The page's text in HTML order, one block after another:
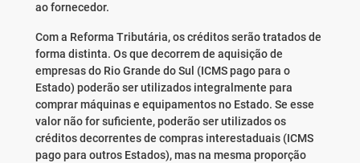
ao fornecedor.
Com a Reforma Tributária, os créditos serão tratados de
forma distinta. Os que decorrem de aquisição de
empresas do Rio Grande do Sul (ICMS pago para o
Estado) poderão ser utilizados integralmente para
comprar máquinas e equipamentos no Estado. Se esse
valor não for suficiente, poderão ser utilizados os
créditos decorrentes de compras interestaduais (ICMS
pago para outros Estados), mas na mesma proporção